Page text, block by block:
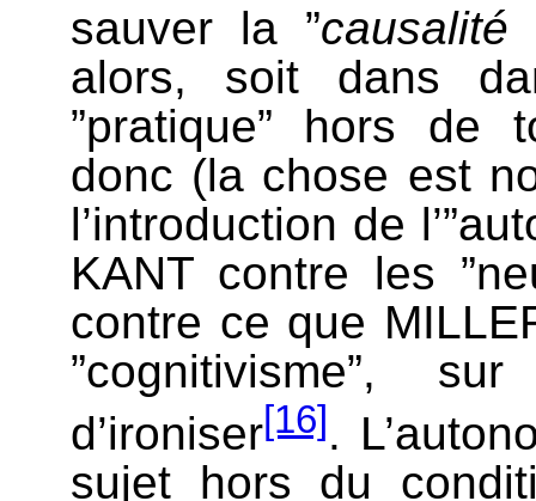
sauver la ”causalité
alors, soit dans
”pratique” hors de
donc (la chose est
l’introduction de
KANT contre les
contre ce que
”cognitivisme”,
d’ironiser[16] .
sujet hors du